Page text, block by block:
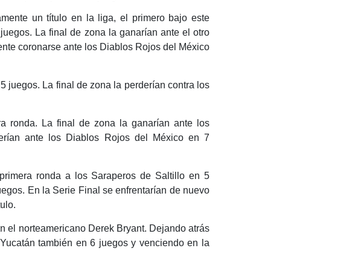
un título en la liga, el primero bajo este
La final de zona la ganarían ante el otro
coronarse ante los Diablos Rojos del México
juegos. La final de zona la perderían contra los
ronda. La final de zona la ganarían ante los
ante los Diablos Rojos del México en 7
ronda a los Saraperos de Saltillo en 5
En la Serie Final se enfrentarían de nuevo
el norteamericano Derek Bryant. Dejando atrás
también en 6 juegos y venciendo en la